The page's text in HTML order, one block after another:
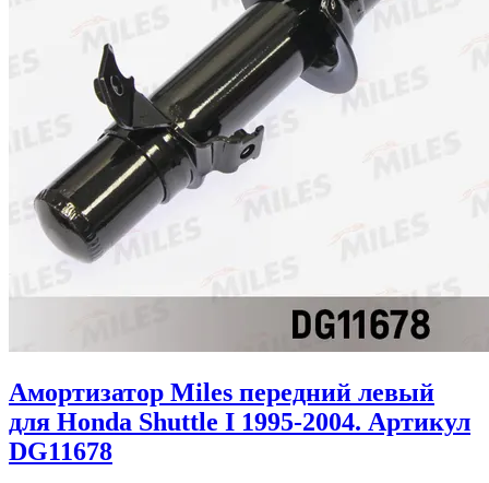
Амортизатор Miles передний левый
для Honda Shuttle I 1995-2004. Артикул
DG11678